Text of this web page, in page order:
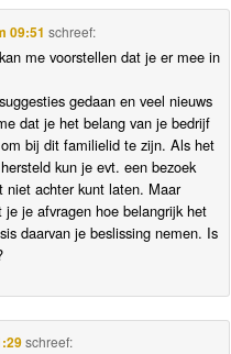
09:51 schreef:
me voorstellen dat je er mee in
gedaan en veel nieuws
dat je het belang van je bedrijf
bij dit familielid te zijn. Als het
kun je evt. een bezoek
niet achter kunt laten. Maar
je afvragen hoe belangrijk het
daarvan je beslissing nemen. Is
schreef: